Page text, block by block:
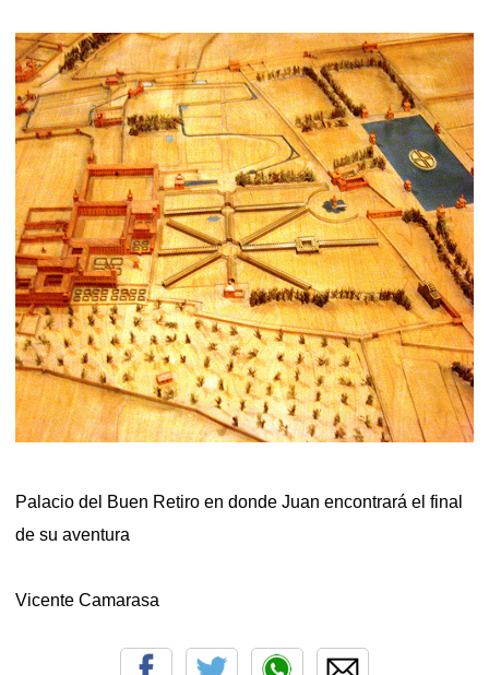
Palacio del Buen Retiro en donde Juan encontrará el final
de su aventura
Vicente Camarasa